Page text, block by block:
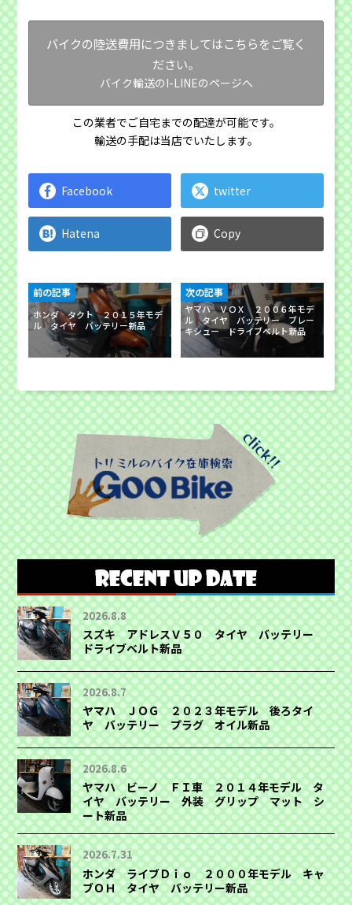
バイクの陸送費用につきましてはこちらをご覧く
ださい。
バイク輸送のI-LINEのページへ
この業者でご自宅までの配達が可能です。
輸送の手配は当店でいたします。
Facebook twitter
Hatena Copy
ホンダ タクト ２０１５年モデ
ル タイヤ バッテリー新品
前の記事
ヤマハ ＶＯＸ ２００６年モデ
ル タイヤ バッテリー ブレー
キシュー ドライブベルト新品
次の記事
2026.8.8
スズキ アドレスＶ５０ タイヤ バッテリー
ドライブベルト新品
2026.8.7
ヤマハ ＪＯＧ ２０２３年モデル 後ろタイ
ヤ バッテリー プラグ オイル新品
2026.8.6
ヤマハ ビーノ ＦＩ車 ２０１４年モデル タ
イヤ バッテリー 外装 グリップ マット シ
ート新品
2026.7.31
ホンダ ライブＤｉｏ ２０００年モデル キャ
ブＯＨ タイヤ バッテリー新品